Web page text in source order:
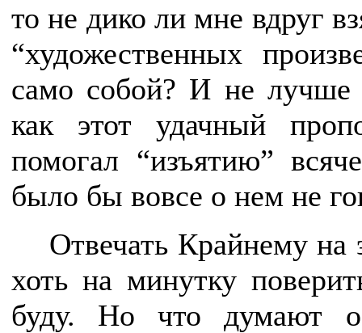
то не дико ли мне вдруг
“художественных
само собой? И не лучше
как этот удачный
помогал “изъятию”
было бы вовсе о нем не
Отвечать Крайнему на
хоть на минутку
буду. Но что думают